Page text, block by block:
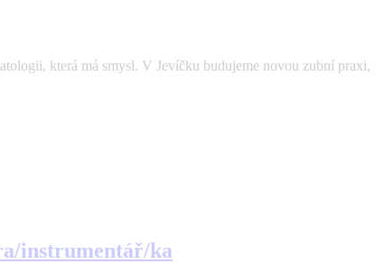
která má smysl. V Jevíčku budujeme novou zubní praxi,
instrumentář/ka